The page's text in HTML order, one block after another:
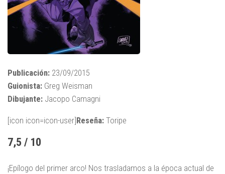
Publicación: 23/09/2015
Guionista: Greg Weisman
Dibujante: Jacopo Camagni
[icon icon=icon-user]Reseña: Toripe
7,5 / 10
¡Epílogo del primer arco! Nos trasladamos a la época actual de